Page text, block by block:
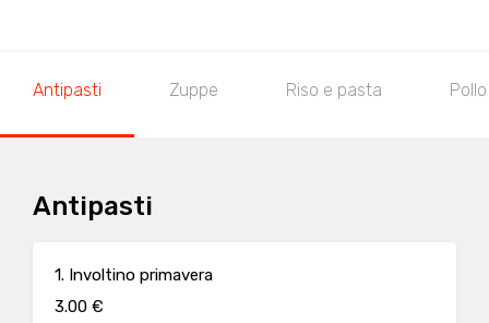
Antipasti Zuppe Riso e pasta Pollo
Antipasti
1. Involtino primavera
3.00 €